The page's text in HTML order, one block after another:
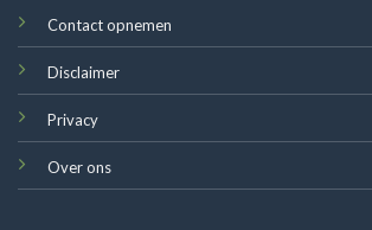
Contact opnemen
Disclaimer
Privacy
Over ons